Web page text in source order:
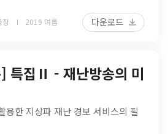
장 2019 여름 다운로드
특집Ⅱ - 재난방송의 미
용한 지상파 재난 경보 서비스의 필